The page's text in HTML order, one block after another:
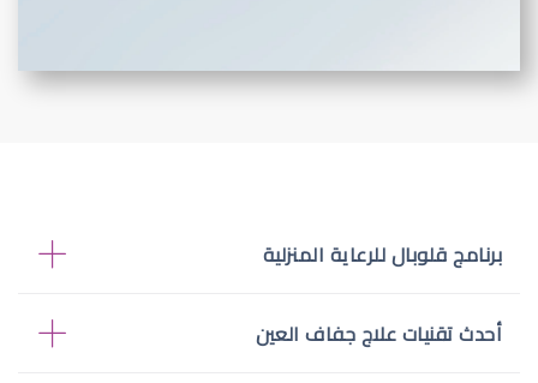
برنامج قلوبال للرعاية المنزلية
أحدث تقنيات علاج جفاف العين